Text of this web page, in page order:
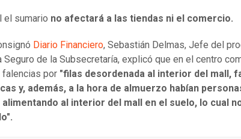
el sumario no afectará a las tiendas ni el comercio.
Diario Financiero, Sebastián Delmas, Jefe del
Seguro de la Subsecretaría, explicó que en el centro
por "filas desordenada al interior del mall,
y, además, a la hora de almuerzo habían
al interior del mall en el suelo, lo cual